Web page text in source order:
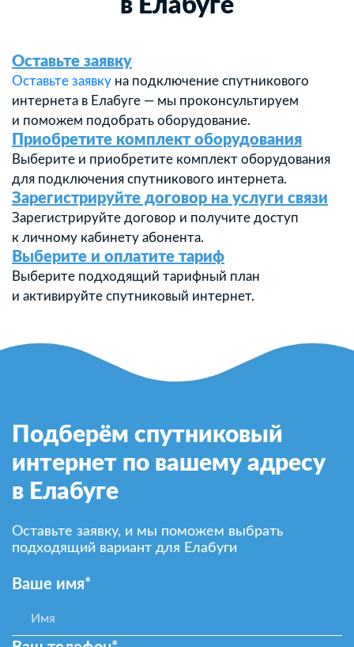
в Елабуге
Оставьте заявку
Оставьте заявку на подключение спутникового
интернета в Елабуге — мы проконсультируем
и поможем подобрать оборудование.
Приобретите комплект оборудования
Выберите и приобретите комплект оборудования
для подключения спутникового интернета.
Зарегистрируйте договор на услуги связи
Зарегистрируйте договор и получите доступ
к личному кабинету абонента.
Выберите и оплатите тариф
Выберите подходящий тарифный план
и активируйте спутниковый интернет.
Подберём спутниковый
интернет по вашему адресу
в Елабуге
Оставьте заявку, и мы поможем выбрать
подходящий вариант для Елабуги
Ваше имя*